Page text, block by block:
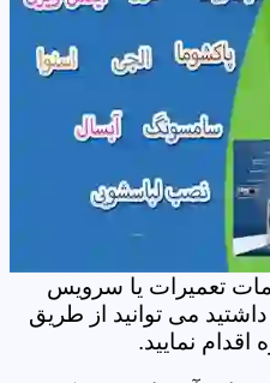
تعمیرات یا سرویس
می توانید از طریق
نمایید.